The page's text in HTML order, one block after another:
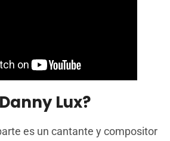
Lux?
es un cantante y compositor